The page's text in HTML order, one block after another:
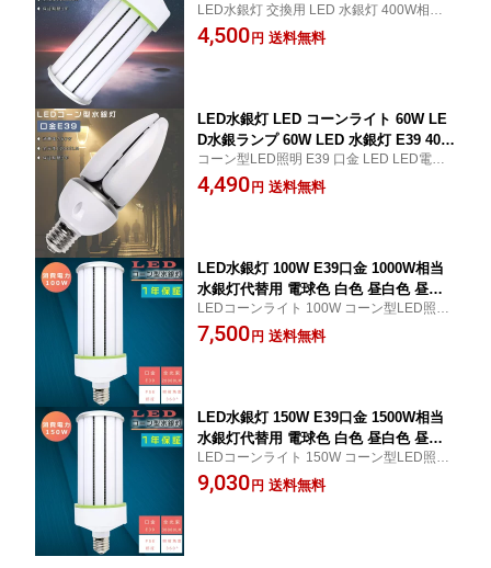
灯相当 LED コーンライト 電球色 白色
昼白色 昼光色 コーン型LED照明 12000
LED水銀灯 交換用 LED 水銀灯 400W相当
コーン型 軽量型 LED コーンライト 100V 2
00V E39 口金 50000Hの長寿命で 200LM/W
4,500 円 送料無料
LED水銀灯 LED コーンライト 60W LE
D水銀ランプ 60W LED 水銀灯 E39 400
W相当 軽量型 HF400X 水銀灯 代替 LED
コーンライト 100V 200V 屋外 電球色 白
コーン型LED照明 E39 口金 LED LED電球 I
P65 防塵 防水 LED 水銀灯 400w 相当 ビー
ム角度360度 200LM/W 高演色Ra85以上 超
4,490 円 送料無料
LED水銀灯 100W E39口金 1000W相当
水銀灯代替用 電球色 白色 昼白色 昼光
色 LEDコーンライト 100W LED水銀ラ
ンプ 100W LED 水銀灯 E39 軽量型 LED
認証 1年保証
LEDコーンライト 100W コーン型LED照明
E39 口金 LED LED電球 LED 水銀灯 1000w
相当 ビーム角度360度 200LM/W 高演色Ra
7,500 円 送料無料
LED水銀灯 150W E39口金 1500W相当
水銀灯代替用 電球色 白色 昼白色 昼光
色 LEDコーンライト 150W LED水銀ラ
ンプ 150W LED 水銀灯 E39 軽量型 LED
LEDコーンライト 150W コーン型LED照明
E39 口金 LED LED電球 LED 水銀灯 1500w
相当 ビーム角度360度 200LM/W 高演色Ra
9,030 円 送料無料